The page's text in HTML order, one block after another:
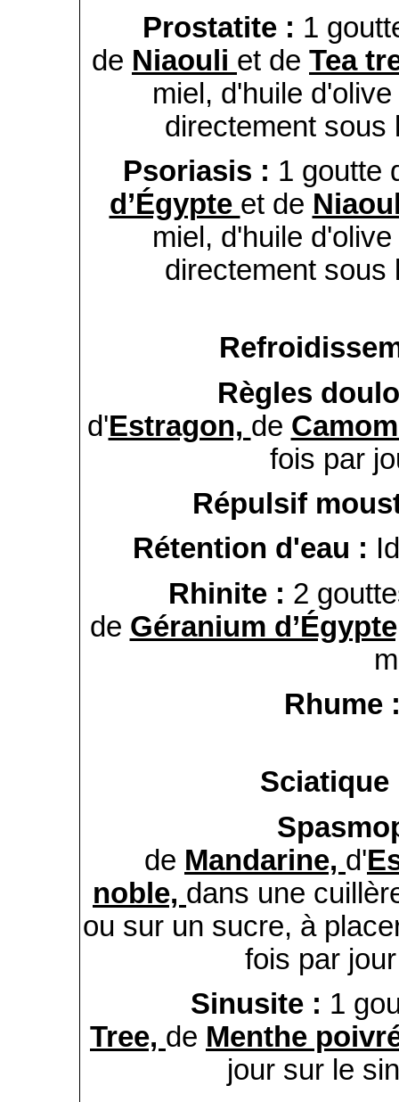
Prostatite : 1
de Niaouli et de Tea
miel, d'huile
directement sous
Psoriasis : 1 goutte
d’Égypte et de
miel, d'huile
directement sous
Règles
d'Estragon, de
fois par
Répulsif
Rétention d'eau :
Rhinite : 2
de Géranium
Rhume
de Mandarine, d'
noble, dans une
ou sur un sucre, à
fois par
Sinusite : 1
Tree, de Menthe
jour sur le